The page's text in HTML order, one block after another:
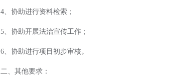
4、协助进行资料检索；
5、协助开展法治宣传工作；
6、协助进行项目初步审核。
二、其他要求：